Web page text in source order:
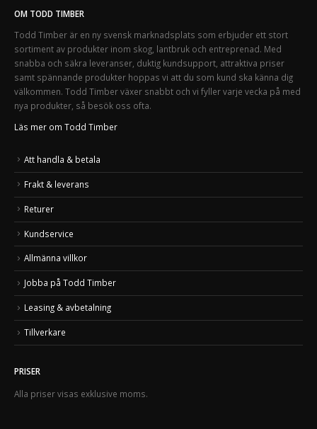
OM TODD TIMBER
Todd Timber är en ny svensk marknadsplats som erbjuder ett stort
sortiment av produkter inom skog, lantbruk och entreprenad. Med
snabba och säkra leveranser, duktig kundsupport, attraktiva priser
samt spännande produkter hoppas vi att du som kund ska känna dig
välkommen. Todd Timber växer snabbt och vi fyller varje vecka på med
nya produkter, så besök oss ofta.
Läs mer om Todd Timber
Att handla & betala
Frakt & leverans
Returer
Kundservice
Allmänna villkor
Jobba på Todd Timber
Leasing & avbetalning
Tillverkare
PRISER
Alla priser visas exklusive moms.